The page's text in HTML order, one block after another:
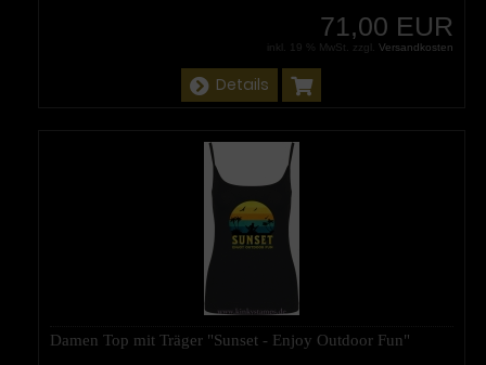
71,00 EUR
inkl. 19 % MwSt. zzgl. Versandkosten
Details
Damen Top mit Träger "Sunset - Enjoy Outdoor Fun"